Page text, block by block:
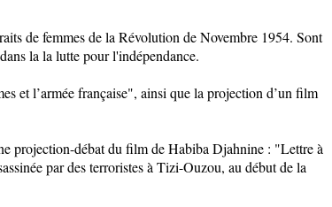
de femmes de la Révolution de Novembre 1954. Sont
la la lutte pour l'indépendance.
et l’armée française", ainsi que la projection d’un film
projection-débat du film de Habiba Djahnine : "Lettre à
par des terroristes à Tizi-Ouzou, au début de la